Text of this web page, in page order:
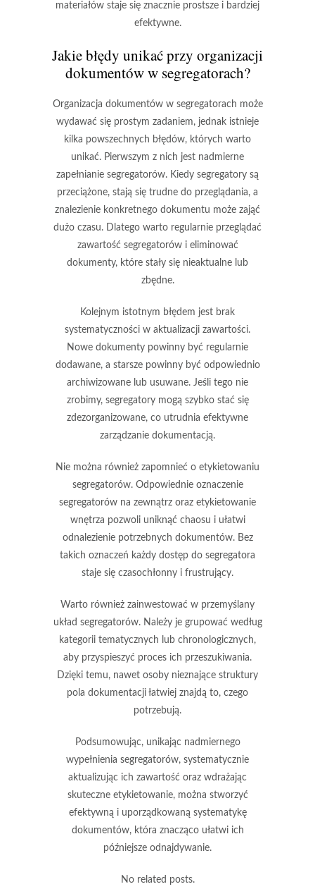
materiałów staje się znacznie prostsze i bardziej
efektywne.
Jakie błędy unikać przy organizacji
dokumentów w segregatorach?
Organizacja dokumentów w segregatorach może
wydawać się prostym zadaniem, jednak istnieje
kilka powszechnych błędów, których warto
unikać. Pierwszym z nich jest nadmierne
zapełnianie segregatorów. Kiedy segregatory są
przeciążone, stają się trudne do przeglądania, a
znalezienie konkretnego dokumentu może zająć
dużo czasu. Dlatego warto regularnie przeglądać
zawartość segregatorów i eliminować
dokumenty, które stały się nieaktualne lub
zbędne.
Kolejnym istotnym błędem jest brak
systematyczności w aktualizacji zawartości.
Nowe dokumenty powinny być regularnie
dodawane, a starsze powinny być odpowiednio
archiwizowane lub usuwane. Jeśli tego nie
zrobimy, segregatory mogą szybko stać się
zdezorganizowane, co utrudnia efektywne
zarządzanie dokumentacją.
Nie można również zapomnieć o etykietowaniu
segregatorów. Odpowiednie oznaczenie
segregatorów na zewnątrz oraz etykietowanie
wnętrza pozwoli uniknąć chaosu i ułatwi
odnalezienie potrzebnych dokumentów. Bez
takich oznaczeń każdy dostęp do segregatora
staje się czasochłonny i frustrujący.
Warto również zainwestować w przemyślany
układ segregatorów. Należy je grupować według
kategorii tematycznych lub chronologicznych,
aby przyspieszyć proces ich przeszukiwania.
Dzięki temu, nawet osoby nieznające struktury
pola dokumentacji łatwiej znajdą to, czego
potrzebują.
Podsumowując, unikając nadmiernego
wypełnienia segregatorów, systematycznie
aktualizując ich zawartość oraz wdrażając
skuteczne etykietowanie, można stworzyć
efektywną i uporządkowaną systematykę
dokumentów, która znacząco ułatwi ich
późniejsze odnajdywanie.
No related posts.